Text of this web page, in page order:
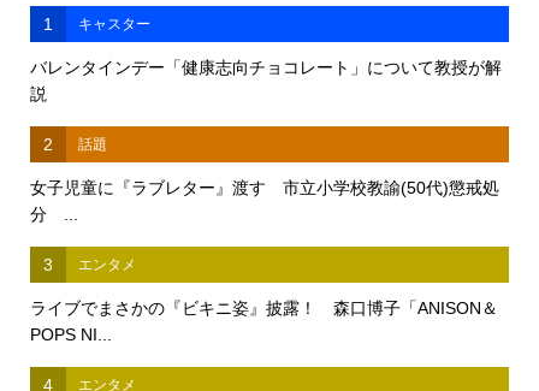
1 キャスター
バレンタインデー「健康志向チョコレート」について教授が解
説
2 話題
女子児童に『ラブレター』渡す 市立小学校教諭(50代)懲戒処
分 ...
3 エンタメ
ライブでまさかの『ビキニ姿』披露！ 森口博子「ANISON＆
POPS NI...
4 エンタメ